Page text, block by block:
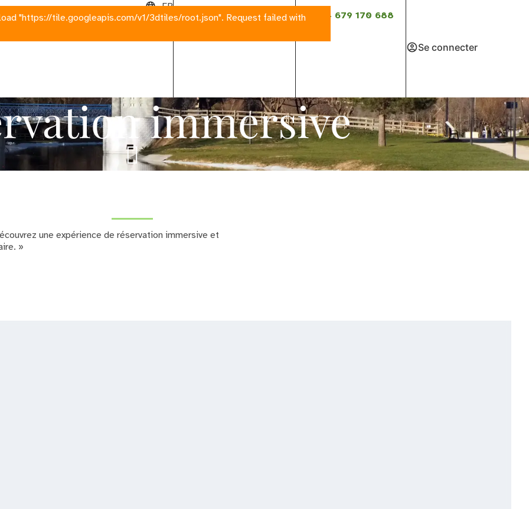
FR
+34 916 770 649 +34 679 170 688
Se connecter
immersive
une expérience de réservation immersive et
»
"https://tile.googleapis.com/v1/3dtiles/root.json". Request failed with